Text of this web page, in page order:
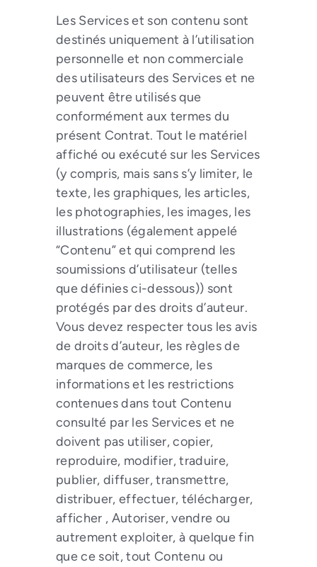
Les Services et son contenu sont
destinés uniquement à l’utilisation
personnelle et non commerciale
des utilisateurs des Services et ne
peuvent être utilisés que
conformément aux termes du
présent Contrat. Tout le matériel
affiché ou exécuté sur les Services
(y compris, mais sans s’y limiter, le
texte, les graphiques, les articles,
les photographies, les images, les
illustrations (également appelé
“Contenu” et qui comprend les
soumissions d’utilisateur (telles
que définies ci-dessous)) sont
protégés par des droits d’auteur.
Vous devez respecter tous les avis
de droits d’auteur, les règles de
marques de commerce, les
informations et les restrictions
contenues dans tout Contenu
consulté par les Services et ne
doivent pas utiliser, copier,
reproduire, modifier, traduire,
publier, diffuser, transmettre,
distribuer, effectuer, télécharger,
afficher , Autoriser, vendre ou
autrement exploiter, à quelque fin
que ce soit, tout Contenu ou